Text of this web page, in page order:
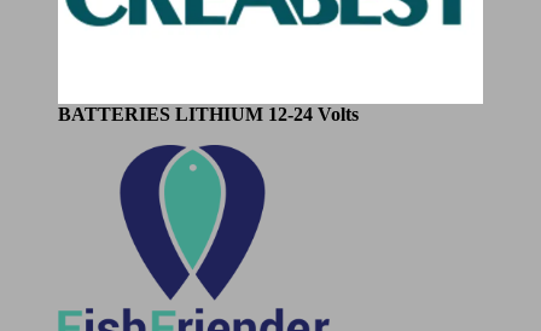
BATTERIES LITHIUM 12-24 Volts